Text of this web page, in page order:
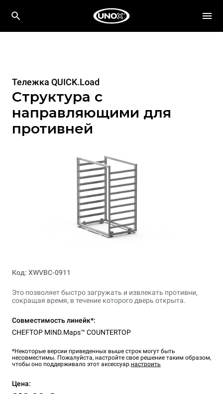
Тележка QUICK.Load
Структура с
направляющими для
противней
Код: XWVBC-0911
Это позволяет быстро загружать и извлекать противни,
сокращая время, в течение которого дверь открыта.
Совместимость линейк*:
CHEFTOP MIND.Maps™ COUNTERTOP
*Некоторые версии приведенных выше строк могут быть
несовместимы. Пожалуйста, настройте свое решение таким образом,
чтобы оно поддерживало этот аксессуар.настроить
Цена: